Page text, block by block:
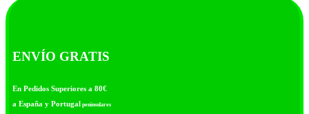
ENVÍO GRATIS
En Pedidos Superiores a 80€
a España y Portugal peninsulares